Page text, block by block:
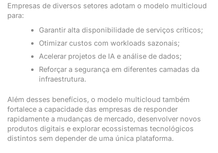
Empresas de diversos setores adotam o modelo multicloud
para:
Garantir alta disponibilidade de serviços críticos;
Otimizar custos com workloads sazonais;
Acelerar projetos de IA e análise de dados;
Reforçar a segurança em diferentes camadas da
infraestrutura.
Além desses benefícios, o modelo multicloud também
fortalece a capacidade das empresas de responder
rapidamente a mudanças de mercado, desenvolver novos
produtos digitais e explorar ecossistemas tecnológicos
distintos sem depender de uma única plataforma.